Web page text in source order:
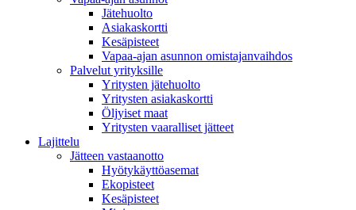
Jätehuolto
Asiakaskortti
Kesäpisteet
Vapaa-ajan asunnon omistajanvaihdos
Palvelut yrityksille
Yritysten jätehuolto
Yritysten asiakaskortti
Öljyiset maat
Yritysten vaaralliset jätteet
Lajittelu
Jätteen vastaanotto
Hyötykäyttöasemat
Ekopisteet
Kesäpisteet